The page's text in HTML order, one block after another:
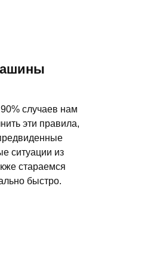
случаев нам
эти правила,
ситуации из
стараемся
быстро.